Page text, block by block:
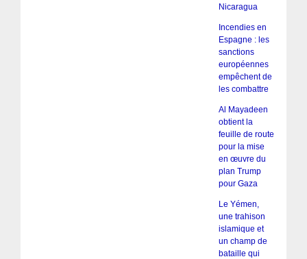
Nicaragua
Incendies en
Espagne : les
sanctions
européennes
empêchent de
les combattre
Al Mayadeen
obtient la
feuille de route
pour la mise
en œuvre du
plan Trump
pour Gaza
Le Yémen,
une trahison
islamique et
un champ de
bataille qui